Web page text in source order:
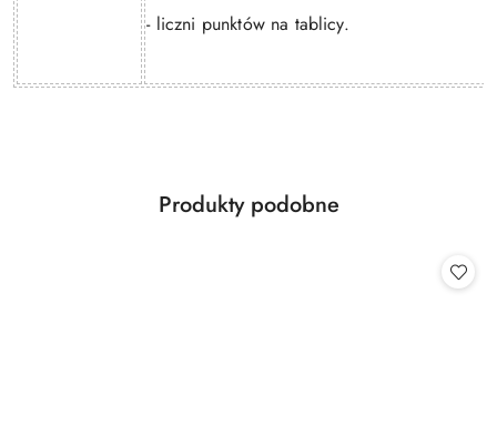
- liczni punktów na tablicy.
Pomiń karuzelę produktów
Produkty
Produkty podobne